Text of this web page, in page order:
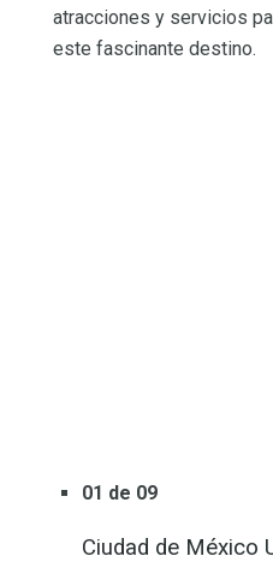
atracciones y servicios
este fascinante destino.
01 de 09
Ciudad de México